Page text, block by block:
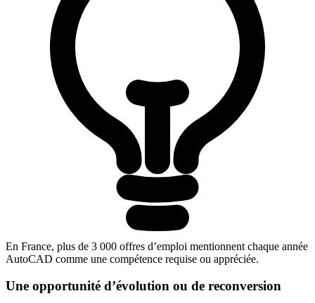
En France, plus de 3 000 offres d’emploi mentionnent chaque année
AutoCAD comme une compétence requise ou appréciée.
Une opportunité d’évolution ou de reconversion